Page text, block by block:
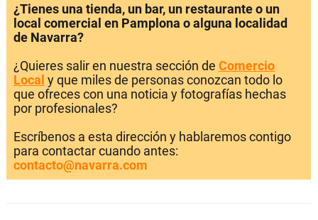
¿Tienes una tienda, un bar, un restaurante o un
local comercial en Pamplona o alguna localidad
de Navarra?
¿Quieres salir en nuestra sección de Comercio
Local y que miles de personas conozcan todo lo
que ofreces con una noticia y fotografías hechas
por profesionales?
Escríbenos a esta dirección y hablaremos contigo
para contactar cuando antes:
contacto@navarra.com